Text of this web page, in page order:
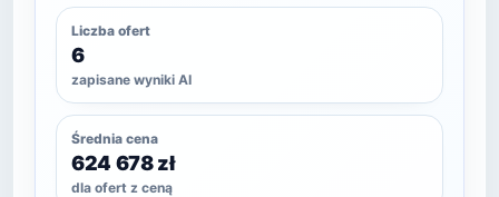
Liczba ofert
6
zapisane wyniki AI
Średnia cena
624 678 zł
dla ofert z ceną